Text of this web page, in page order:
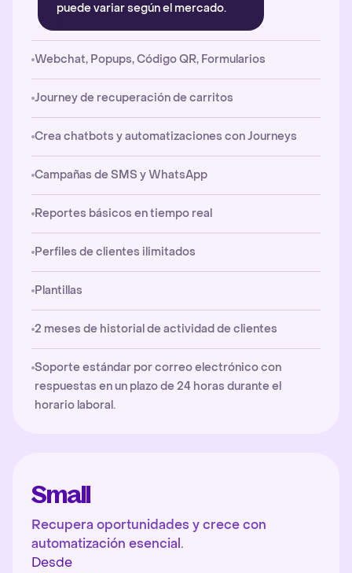
puede variar según el mercado.
Webchat, Popups, Código QR, Formularios
Journey de recuperación de carritos
Crea chatbots y automatizaciones con Journeys
Campañas de SMS y WhatsApp
Reportes básicos en tiempo real
Perfiles de clientes ilimitados
Plantillas
2 meses de historial de actividad de clientes
Soporte estándar por correo electrónico con
respuestas en un plazo de 24 horas durante el
horario laboral.
Small
Recupera oportunidades y crece con
automatización esencial.
Desde